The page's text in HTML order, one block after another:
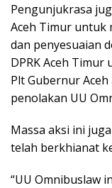
Pengunjukrasa
Aceh Timur untuk
dan penyesuaian
DPRK Aceh
Plt Gubernur
penolakan UU
Massa aksi ini
telah berkhianat
“UU Omnibuslaw